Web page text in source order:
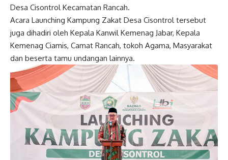
Desa Cisontrol Kecamatan Rancah.
Acara Launching Kampung Zakat Desa Cisontrol tersebut
juga dihadiri oleh Kepala Kanwil Kemenag Jabar, Kepala
Kemenag Ciamis, Camat Rancah, tokoh Agama, Masyarakat
dan beserta tamu undangan lainnya.